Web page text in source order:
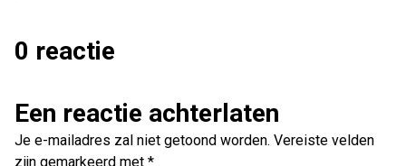
0 reactie
Een reactie achterlaten
Je e-mailadres zal niet getoond worden. Vereiste velden
zijn gemarkeerd met *